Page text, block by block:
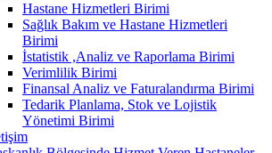
Hastane Hizmetleri Birimi
Sağlık Bakım ve Hastane Hizmetleri
Birimi
İstatistik ,Analiz ve Raporlama Birimi
Verimlilik Birimi
Finansal Analiz ve Faturalandırma Birimi
Tedarik Planlama, Stok ve Lojistik
Yönetimi Birimi